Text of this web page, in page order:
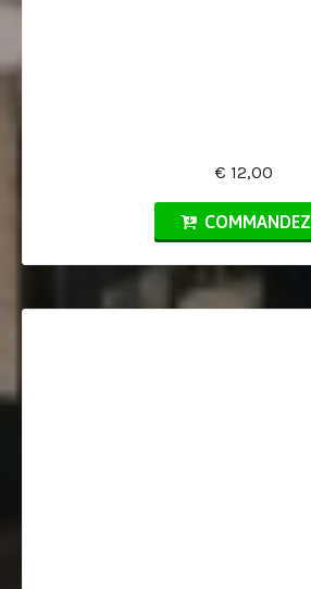
€ 12,00
COMMANDEZ